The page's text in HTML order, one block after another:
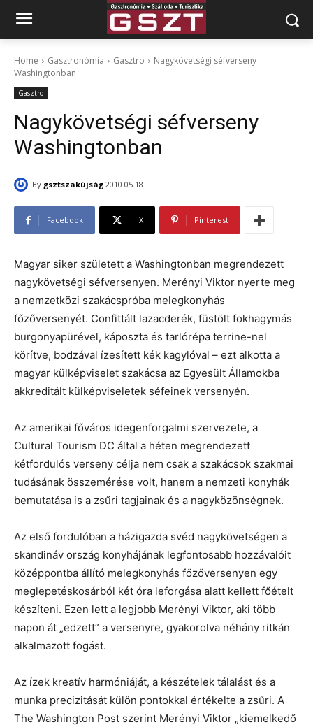
Home Gasztronómia Gasztro
Nagykövetségi séfverseny
Washingtonban
Gasztro
Nagykövetségi séfverseny
Washingtonban
By gsztszakújság 2010.05.18.
Facebook X Pinterest
Magyar siker született a Washingtonban megrendezett
nagykövetségi séfversenyen. Merényi Viktor nyerte meg
a nemzetközi szakácspróba melegkonyhás
főzőversenyét. Confittált lazacderék, füstölt fokhagymás
burgonyapürével, káposzta és tarlórépa terrine-nel
körítve, bodzával ízesített kék kagylóval – ezt alkotta a
magyar külképviselet szakácsa az Egyesült Államokba
akkreditált külképviseletek séfeinek versenyén.
Az amerikai főváros idegenforgalmi szervezete, a
Cultural Tourism DC által a héten megrendezett
kétfordulós verseny célja nem csak a szakácsok szakmai
tudásának összemérése volt, hanem a nemzeti konyhák
bemutatása is a zsűri tagjainak és a nagyközönségnek.
Az első fordulóban a házigazda svéd nagykövetségen a
skandináv ország konyhájának legfontosabb hozzávalóit
középpontba állító melegkonyhás főzőversenyen egy
meglepetéskosárból két óra leforgása alatt kellett főételt
készíteni. Ezen lett a legjobb Merényi Viktor, aki több
napon át „edzett” a versenyre, gyakorolva néhány ritkán
alkalmazott fogást.
Az ízek kreatív harmóniáját, a készételek tálalást és a
munka precizitását külön pontokkal értékelte a zsűri. A
The Washington Post szerint Merényi Viktor „kiemelkedő